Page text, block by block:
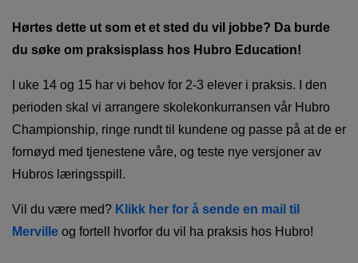
Hørtes dette ut som et et sted du vil jobbe? Da burde
du søke om praksisplass hos Hubro Education!
I uke 14 og 15 har vi behov for 2-3 elever i praksis. I den
perioden skal vi arrangere skolekonkurransen vår Hubro
Championship, ringe rundt til kundene og passe på at de er
fornøyd med tjenestene våre, og teste nye versjoner av
Hubros læringsspill.
Vil du være med? Klikk her for å sende en mail til
Merville og fortell hvorfor du vil ha praksis hos Hubro!